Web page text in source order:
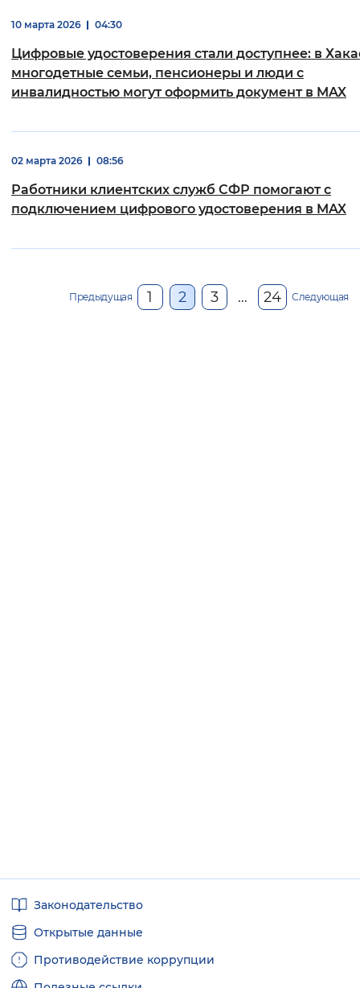
10 марта 2026 04:30
Цифровые удостоверения стали доступнее: в
многодетные семьи, пенсионеры и люди с
инвалидностью могут оформить документ в MAX
02 марта 2026 08:56
Работники клиентских служб СФР помогают с
подключением цифрового удостоверения в MAX
Предыдущая 1 2 3 … 24 Следующая
ссылкиЗаконодательство
Открытые данные
Противодействие коррупции